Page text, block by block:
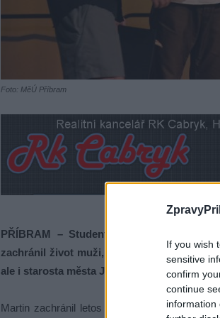
If you wish
sensitive
confirm
continue
information
Foto: MěÚ Příbram
PŘÍBRAM – Student Waldorsfské školy
zachránil život muži, které v Pražské ulici
ale i starosta města Jindřich Vařeka.
Martin zachránil letos v dubnu svým